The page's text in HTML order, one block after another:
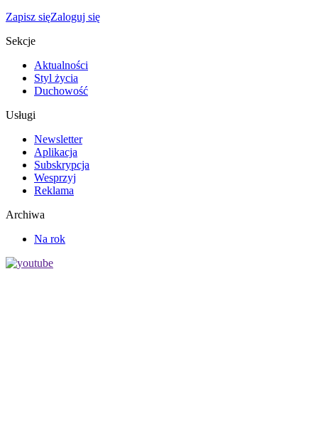
Zapisz sięZaloguj się
Sekcje
Aktualności
Styl życia
Duchowość
Usługi
Newsletter
Aplikacja
Subskrypcja
Wesprzyj
Reklama
Archiwa
Na rok